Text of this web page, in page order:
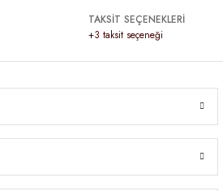
TAKSİT SEÇENEKLERİ
+3 taksit seçeneği